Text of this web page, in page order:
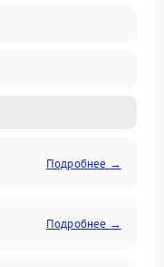
Подробнее →
Подробнее →